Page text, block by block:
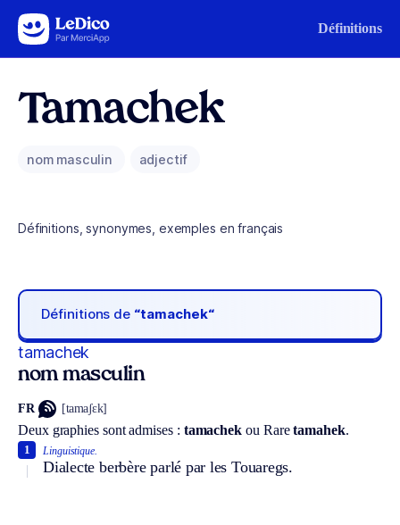
Aller au contenu Définitions
Tamachek
nom masculin adjectif
Définitions, synonymes, exemples en français
Définitions de “tamachek“
tamachek
nom masculin
FR [tamaʃɛk]
Deux graphies sont admises : tamachek ou Rare tamahek.
Linguistique.
Dialecte berbère parlé par les Touaregs.
1